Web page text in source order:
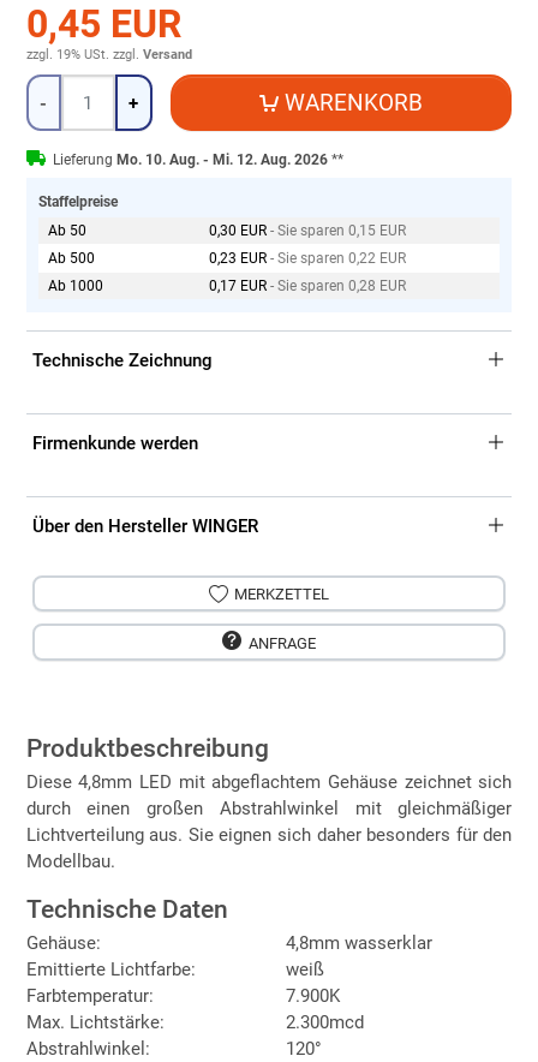
0,45 EUR
zzgl. 19% USt. zzgl. Versand
Menge
- + WARENKORB
Lieferung Mo. 10. Aug. - Mi. 12. Aug. 2026**
Staffelpreise
Ab 50
0,30 EUR - Sie sparen 0,15 EUR
Ab 500
0,23 EUR - Sie sparen 0,22 EUR
Ab 1000
0,17 EUR - Sie sparen 0,28 EUR
Technische Zeichnung
Firmenkunde werden
Über den Hersteller WINGER
MERKZETTEL
ANFRAGE
Produktbeschreibung
Diese 4,8mm LED mit abgeflachtem Gehäuse zeichnet sich
durch einen großen Abstrahlwinkel mit gleichmäßiger
Lichtverteilung aus. Sie eignen sich daher besonders für den
Modellbau.
Technische Daten
Gehäuse:
4,8mm wasserklar
Emittierte Lichtfarbe:
weiß
Farbtemperatur:
7.900K
Max. Lichtstärke:
2.300mcd
Abstrahlwinkel:
120°